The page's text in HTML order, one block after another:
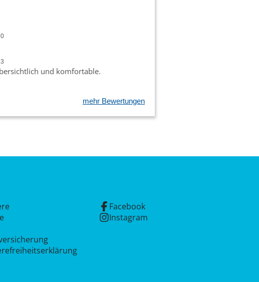
und komfortable.
mehr Bewertungen
Facebook
Instagram